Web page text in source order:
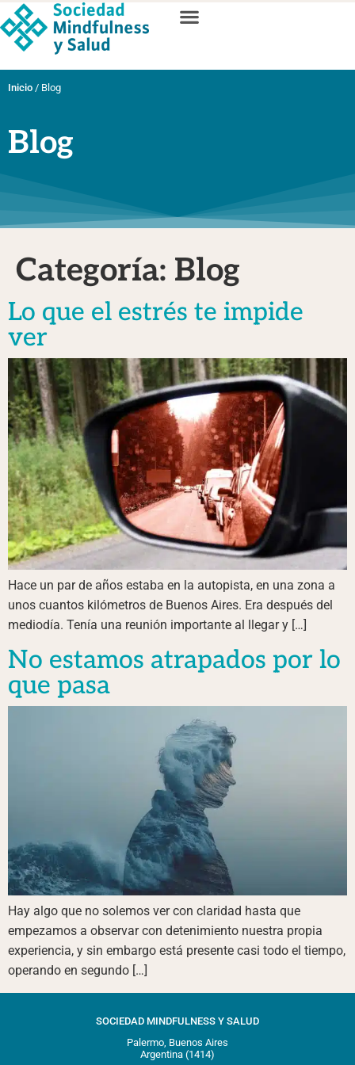
Inicio / Blog
Blog
Categoría: Blog
Lo que el estrés te impide
ver
Hace un par de años estaba en la autopista, en una zona a
unos cuantos kilómetros de Buenos Aires. Era después del
mediodía. Tenía una reunión importante al llegar y […]
No estamos atrapados por lo
que pasa
Hay algo que no solemos ver con claridad hasta que
empezamos a observar con detenimiento nuestra propia
experiencia, y sin embargo está presente casi todo el tiempo,
operando en segundo […]
SOCIEDAD MINDFULNESS Y SALUD
Palermo, Buenos Aires
Argentina (1414)